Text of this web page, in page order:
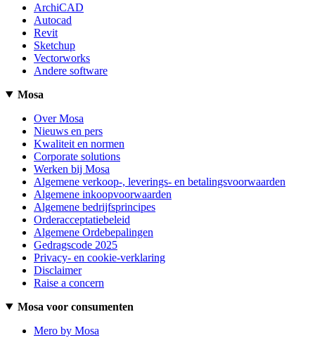
ArchiCAD
Autocad
Revit
Sketchup
Vectorworks
Andere software
Mosa
Over Mosa
Nieuws en pers
Kwaliteit en normen
Corporate solutions
Werken bij Mosa
Algemene verkoop-, leverings- en betalingsvoorwaarden
Algemene inkoopvoorwaarden
Algemene bedrijfsprincipes
Orderacceptatiebeleid
Algemene Ordebepalingen
Gedragscode 2025
Privacy- en cookie-verklaring
Disclaimer
Raise a concern
Mosa voor consumenten
Mero by Mosa